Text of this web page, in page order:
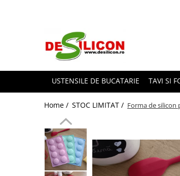
USTENSILE DE BUCATARIE TAVI SI
Home / STOC LIMITAT / Forma de silicon